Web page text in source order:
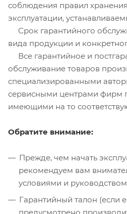
соблюдения правил
эксплуатации,
Срок гарантийного
вида продукции и
Все гарантийное и
обслуживание товаров
специализированными
сервисными центрами фирм
имеющими на то
Обратите внимание:
Прежде, чем начать
рекомендуем вам
условиями и
Гарантийный талон (если